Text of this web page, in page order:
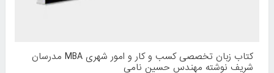
کتاب زبان تخصصی کسب و کار و امور شهری MBA مدرسان
شریف نوشته مهندس حسین نامی